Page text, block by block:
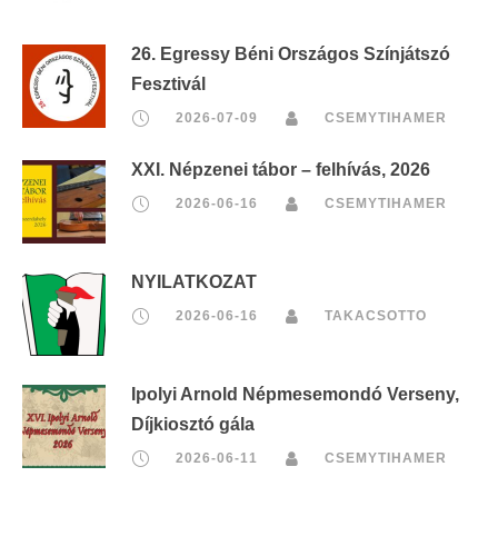
26. Egressy Béni Országos Színjátszó
Fesztivál
2026-07-09 CSEMYTIHAMER
XXI. Népzenei tábor – felhívás, 2026
2026-06-16 CSEMYTIHAMER
NYILATKOZAT
2026-06-16 TAKACSOTTO
Ipolyi Arnold Népmesemondó Verseny,
Díjkiosztó gála
2026-06-11 CSEMYTIHAMER